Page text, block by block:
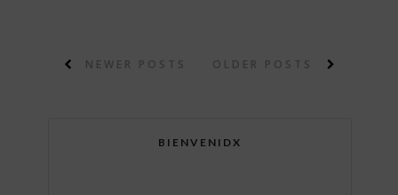
NEWER POSTS OLDER POSTS
BIENVENIDX